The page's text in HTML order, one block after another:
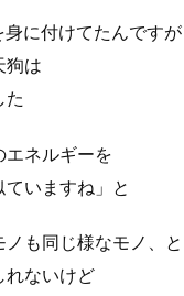
に付けてたんですが
狗は
た
エネルギーを
いますね」と
ノも同じ様なモノ、と
れないけど